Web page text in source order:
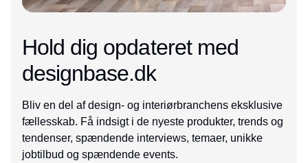
Hold dig opdateret med
designbase.dk
Bliv en del af design- og interiørbranchens eksklusive
fællesskab. Få indsigt i de nyeste produkter, trends og
tendenser, spændende interviews, temaer, unikke
jobtilbud og spændende events.